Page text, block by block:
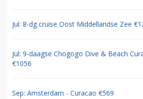
Jul: 8-dg cruise Oost Middellandse Zee
Jul: 9-daagse Chogogo Dive & Beach
€1056
Sep: Amsterdam - Curacao €569